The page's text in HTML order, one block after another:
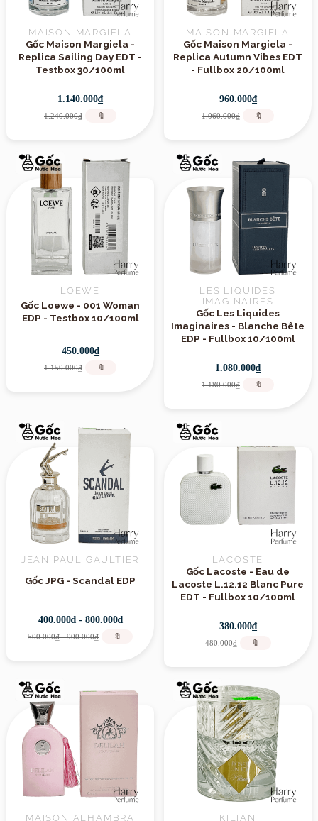
MAISON MARGIELA
Gốc Maison Margiela -
Replica Sailing Day EDT -
Testbox 30/100ml
1.140.000₫
1.240.000₫ 🔖
MAISON MARGIELA
Gốc Maison Margiela -
Replica Autumn Vibes EDT
- Fullbox 20/100ml
960.000₫
1.060.000₫ 🔖
LOEWE
Gốc Loewe - 001 Woman
EDP - Testbox 10/100ml
450.000₫
1.150.000₫ 🔖
LES LIQUIDES
IMAGINAIRES
Gốc Les Liquides
Imaginaires - Blanche Bête
EDP - Fullbox 10/100ml
1.080.000₫
1.180.000₫ 🔖
JEAN PAUL GAULTIER
Gốc JPG - Scandal EDP
400.000₫ - 800.000₫
500.000₫ - 900.000₫ 🔖
LACOSTE
Gốc Lacoste - Eau de
Lacoste L.12.12 Blanc Pure
EDT - Fullbox 10/100ml
380.000₫
480.000₫ 🔖
MAISON ALHAMBRA KILIAN